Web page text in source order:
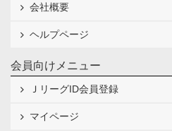
会社概要
ヘルプページ
会員向けメニュー
ＪリーグID会員登録
マイページ